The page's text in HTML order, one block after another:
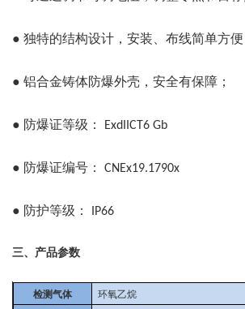
● 独特的结构设计，安装、布线简单方便
● 铝合金铸体防爆外壳，安全有保障；
● 防爆证等级： ExdIICT6 Gb
● 防爆证编号： CNEx19.1790x
● 防护等级： IP66
三、产品参数
检测气体
环氧乙烷